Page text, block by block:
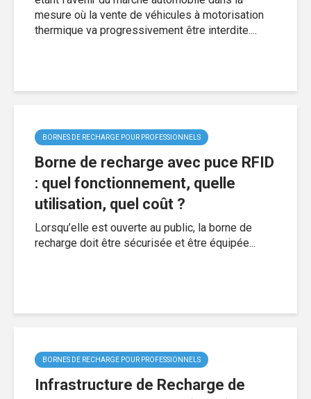
mesure où la vente de véhicules à motorisation
thermique va progressivement être interdite....
BORNES DE RECHARGE POUR PROFESSIONNELS
Borne de recharge avec puce RFID
: quel fonctionnement, quelle
utilisation, quel coût ?
Lorsqu’elle est ouverte au public, la borne de
recharge doit être sécurisée et être équipée...
BORNES DE RECHARGE POUR PROFESSIONNELS
Infrastructure de Recharge de